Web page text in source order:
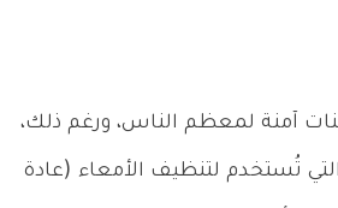
آمنة لمعظم الناس، ورغم ذلك،
تُستخدم لتنظيف الأمعاء (عادة